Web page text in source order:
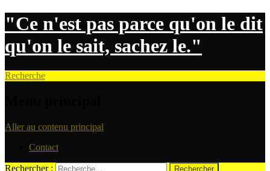
"Ce n'est pas parce qu'on le dit
qu'on le sait, sachez le."
Recherche
Aller au contenu principal
Contact
Rechercher :